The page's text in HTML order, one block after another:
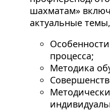
шахматам»
актуальные
процесса;
Методика